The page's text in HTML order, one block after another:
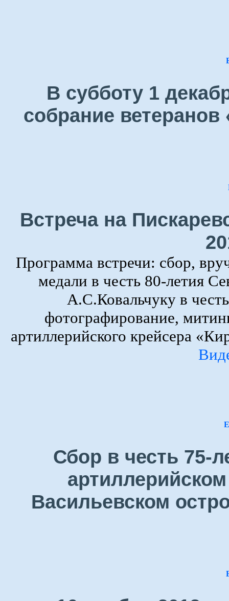
В субботу 1
собрание
Встреча на
Программа встречи: сбор,
медали в честь 80-летия
А.С.Ковальчуку в
фотографирование,
артиллерийского крейсера
Сбор в честь 75-
Васильевском